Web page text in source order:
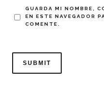
GUARDA MI NOMBRE,
EN ESTE NAVEGADOR
COMENTE.